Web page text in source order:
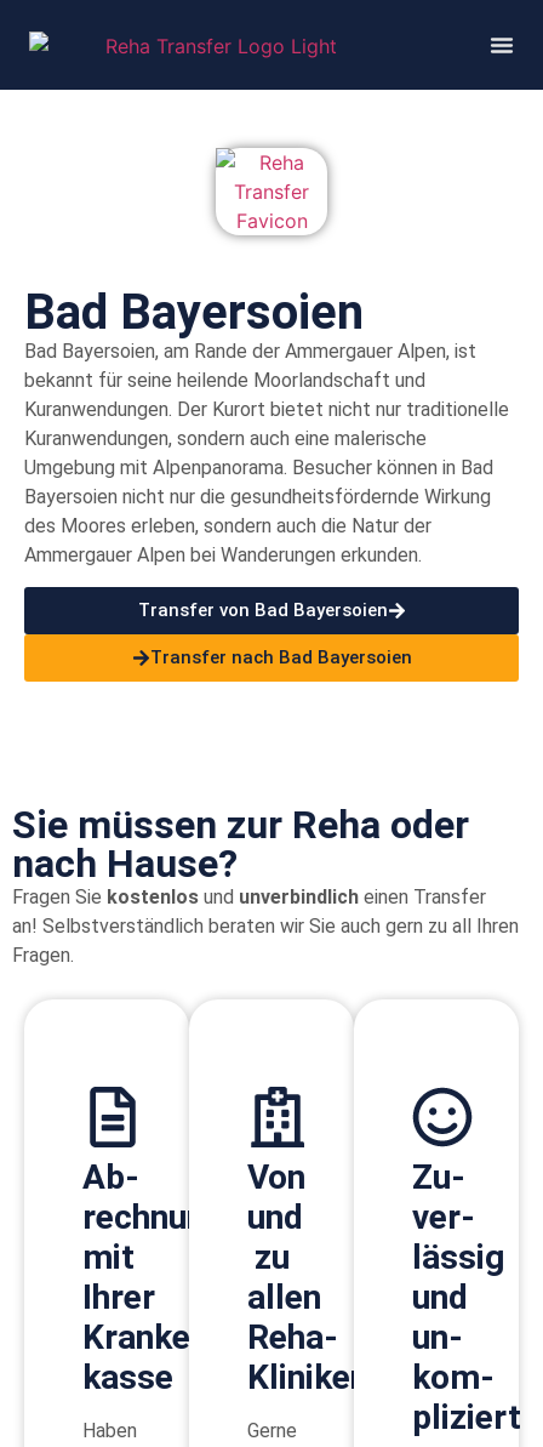
Bad Bayersoien
Bad Bayersoien, am Rande der Ammergauer Alpen, ist
bekannt für seine heilende Moorlandschaft und
Kuranwendungen. Der Kurort bietet nicht nur traditionelle
Kuranwendungen, sondern auch eine malerische
Umgebung mit Alpenpanorama. Besucher können in Bad
Bayersoien nicht nur die gesundheitsfördernde Wirkung
des Moores erleben, sondern auch die Natur der
Ammergauer Alpen bei Wanderungen erkunden.
Transfer von Bad Bayersoien
Transfer nach Bad Bayersoien
Sie müssen zur Reha oder
nach Hause?
Fragen Sie kostenlos und unverbindlich einen Transfer
an! Selbstverständlich beraten wir Sie auch gern zu all Ihren
Fragen.
Ab­
rechnung
mit
Ihrer
Kranken­
kasse
Haben
Von
und
zu
allen
Reha-
Kliniken
Gerne
Zu­
ver­
lässig
und
un­
kom­
pliziert